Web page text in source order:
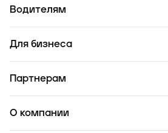
Водителям
Для бизнеса
Партнерам
О компании